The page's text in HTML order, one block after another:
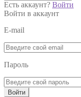
Есть аккаунт? Войти
Войти в аккаунт
E-mail
Пароль
Войти